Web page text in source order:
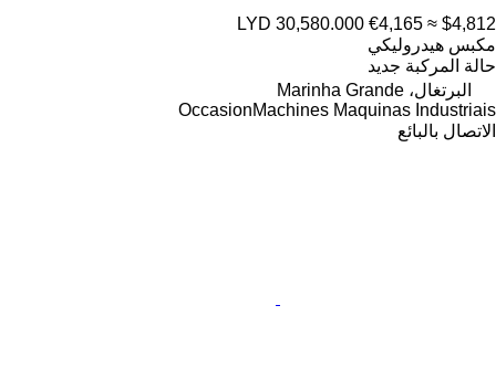
LYD 30,580.000 €4,165 ≈ $4,812
مكبس هيدروليكي
حالة المركبة جديد
البرتغال، Marinha Grande
OccasionMachines Maquinas Industriais
الاتصال بالبائع